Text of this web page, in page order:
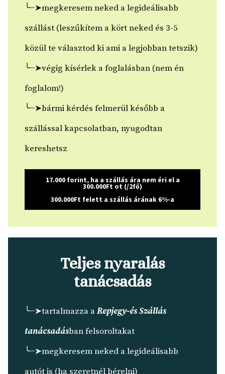
╰┈➤megkeresem neked a legideálisabb
szállást (leszűkítem a kört neked és 3-5
közül te választod ki ami a legjobban tetszik)
╰┈➤végig kísérlek a foglalásban (nem én
foglalom!)
╰┈➤bármi kérdés felmerül később a
szállással kapcsolatban, nyugodtan
kereshetsz
17.000 forint, ha a szállás ára nem éri el a
300.000Ft ot (/2fő)
300.000Ft felett a szállás árának 6%-a
Teljes nyaralás
tanácsadás
╰┈➤tartalmazza aRepjegy-és Szállás
tanácsadásban felsoroltakat
╰┈➤megkeresem neked a legideálisabb
autót is (ha szeretnél bérelni)